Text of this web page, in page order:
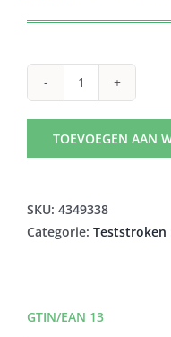
BIOSYNEX
19
A/GENES
SELF-
TEST
TOEVOEGEN AAN
SKU: 4349338
Categorie: Teststroken
GTIN/EAN 13